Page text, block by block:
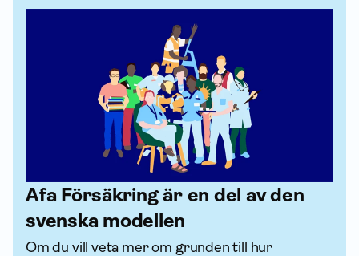
Afa För­säkring är en del av den
svenska modellen
Om du vill veta mer om grunden till hur